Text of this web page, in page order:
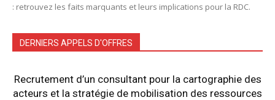
: retrouvez les faits marquants et leurs implications pour la RDC.
DERNIERS APPELS D'OFFRES
Recrutement d’un consultant pour la cartographie des
acteurs et la stratégie de mobilisation des ressources